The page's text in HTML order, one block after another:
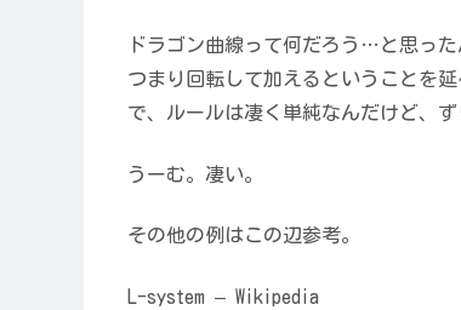
ドラゴン曲線って何だろう…と思った
つまり回転して加えるということを延
で、ルールは凄く単純なんだけど、
うーむ。凄い。
その他の例はこの辺参考。
L-system – Wikipedia